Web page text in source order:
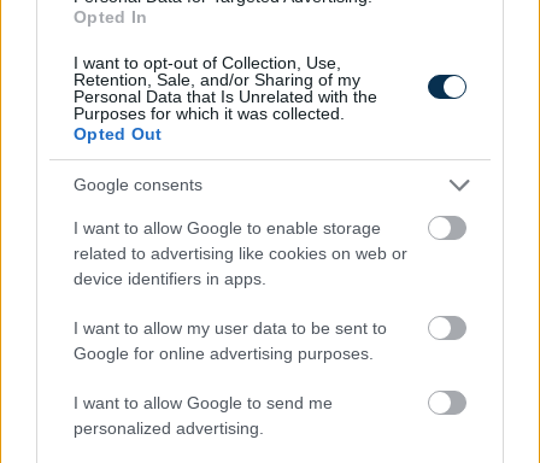
Opted In
I want to opt-out of Collection, Use,
Retention, Sale, and/or Sharing of my
Personal Data that Is Unrelated with the
Purposes for which it was collected.
Opted Out
Google consents
I want to allow Google to enable storage
related to advertising like cookies on web or
device identifiers in apps.
I want to allow my user data to be sent to
Google for online advertising purposes.
I want to allow Google to send me
personalized advertising.
Hányasra tudnál felelni a 7. osztályos kémia tantárgyból?
KISZÁMOLOM!
KISZÁMOLOM!